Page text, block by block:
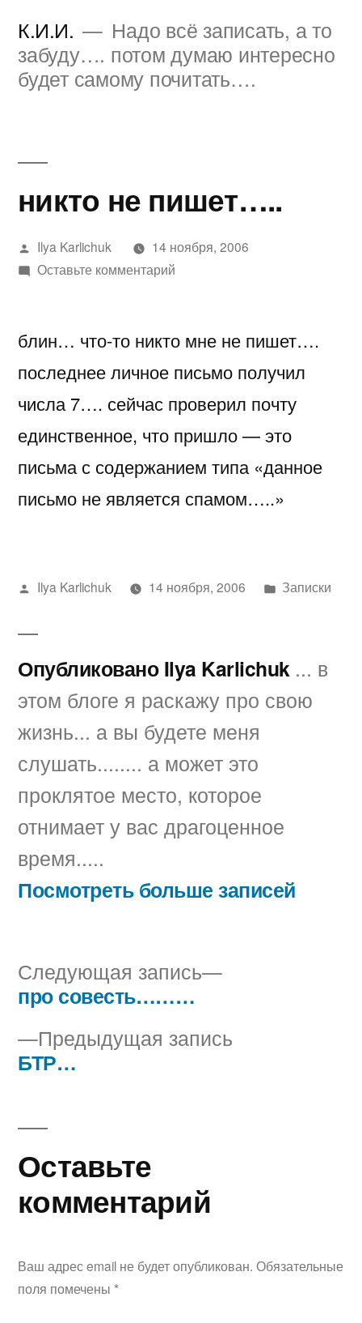
содержимому
К.И.И.
Надо всё записать, а то
забуду…. потом думаю интересно
будет самому почитать….
никто не пишет…..
Написано
автором
Ilya Karlichuk
14 ноября, 2006
Оставьте комментарийк
пишет…..
блин… что-то никто мне не пишет….
последнее личное письмо получил
числа 7…. сейчас проверил почту
единственное, что пришло — это
письма с содержанием типа «данное
письмо не является спамом…..»
Написано
Ilya Karlichuk 14 ноября, 2006
Написано
Записки
Опубликовано Ilya Karlichuk ... в
этом блоге я раскажу про свою
жизнь... а вы будете меня
слушать........ а может это
проклятое место, которое
отнимает у вас драгоценное
время.....
Посмотреть больше записей
Навигация
по
записям
Предыдущая запись
БТР…
Следующая запись
Следующая
про совесть………
Оставьте
комментарий
Ваш адрес email не будет опубликован. Обязательные
поля помечены *